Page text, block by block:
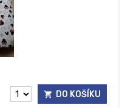
DO KOŠÍKU